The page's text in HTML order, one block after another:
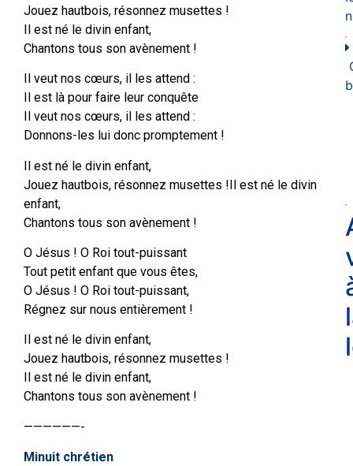
Jouez hautbois, résonnez musettes !
Il est né le divin enfant,
Chantons tous son avènement !
Il veut nos cœurs, il les attend :
Il est là pour faire leur conquête
Il veut nos cœurs, il les attend :
Donnons-les lui donc promptement !
Il est né le divin enfant,
Jouez hautbois, résonnez musettes !Il est né le divin
enfant,
Chantons tous son avènement !
O Jésus ! O Roi tout-puissant
Tout petit enfant que vous êtes,
O Jésus ! O Roi tout-puissant,
Régnez sur nous entièrement !
Il est né le divin enfant,
Jouez hautbois, résonnez musettes !
Il est né le divin enfant,
Chantons tous son avènement !
——————-
Minuit chrétien